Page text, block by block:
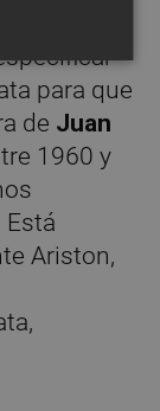
para que
de Juan
1960 y
Está
Ariston,